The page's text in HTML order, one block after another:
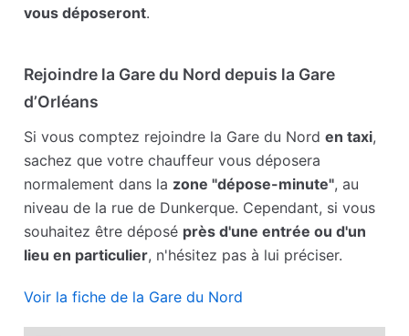
vous déposeront.
Rejoindre la Gare du Nord depuis la Gare
d’Orléans
Si vous comptez rejoindre la Gare du Norden taxi,
sachez que votre chauffeur vous déposera
normalement dans la zone "dépose-minute", au
niveau de la rue de Dunkerque. Cependant, si vous
souhaitez être déposé près d'une entrée ou d'un
lieu en particulier, n'hésitez pas à lui préciser.
Voir la fiche de la Gare du Nord